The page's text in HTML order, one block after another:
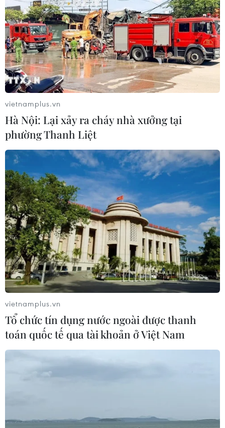
vietnamplus.vn
Hà Nội: Lại xảy ra cháy nhà xưởng tại
phường Thanh Liệt
vietnamplus.vn
Tổ chức tín dụng nước ngoài được thanh
toán quốc tế qua tài khoản ở Việt Nam